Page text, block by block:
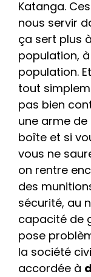
Katanga.
nous servir
ça sert plus
population,
population.
tout
pas bien
une arme
boîte et si
vous ne
on rentre
des
sécurité, au
capacité de
pose
la société
accordée à